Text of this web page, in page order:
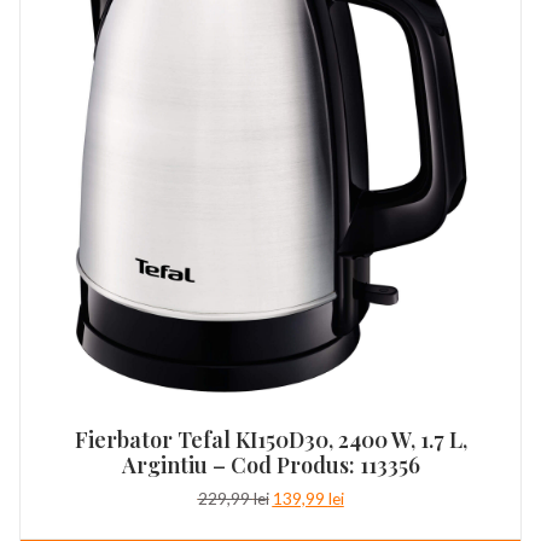
Fierbator Tefal KI150D30, 2400 W, 1.7 L,
Argintiu – Cod Produs: 113356
229,99lei Prețul
139,99 leiPrețul